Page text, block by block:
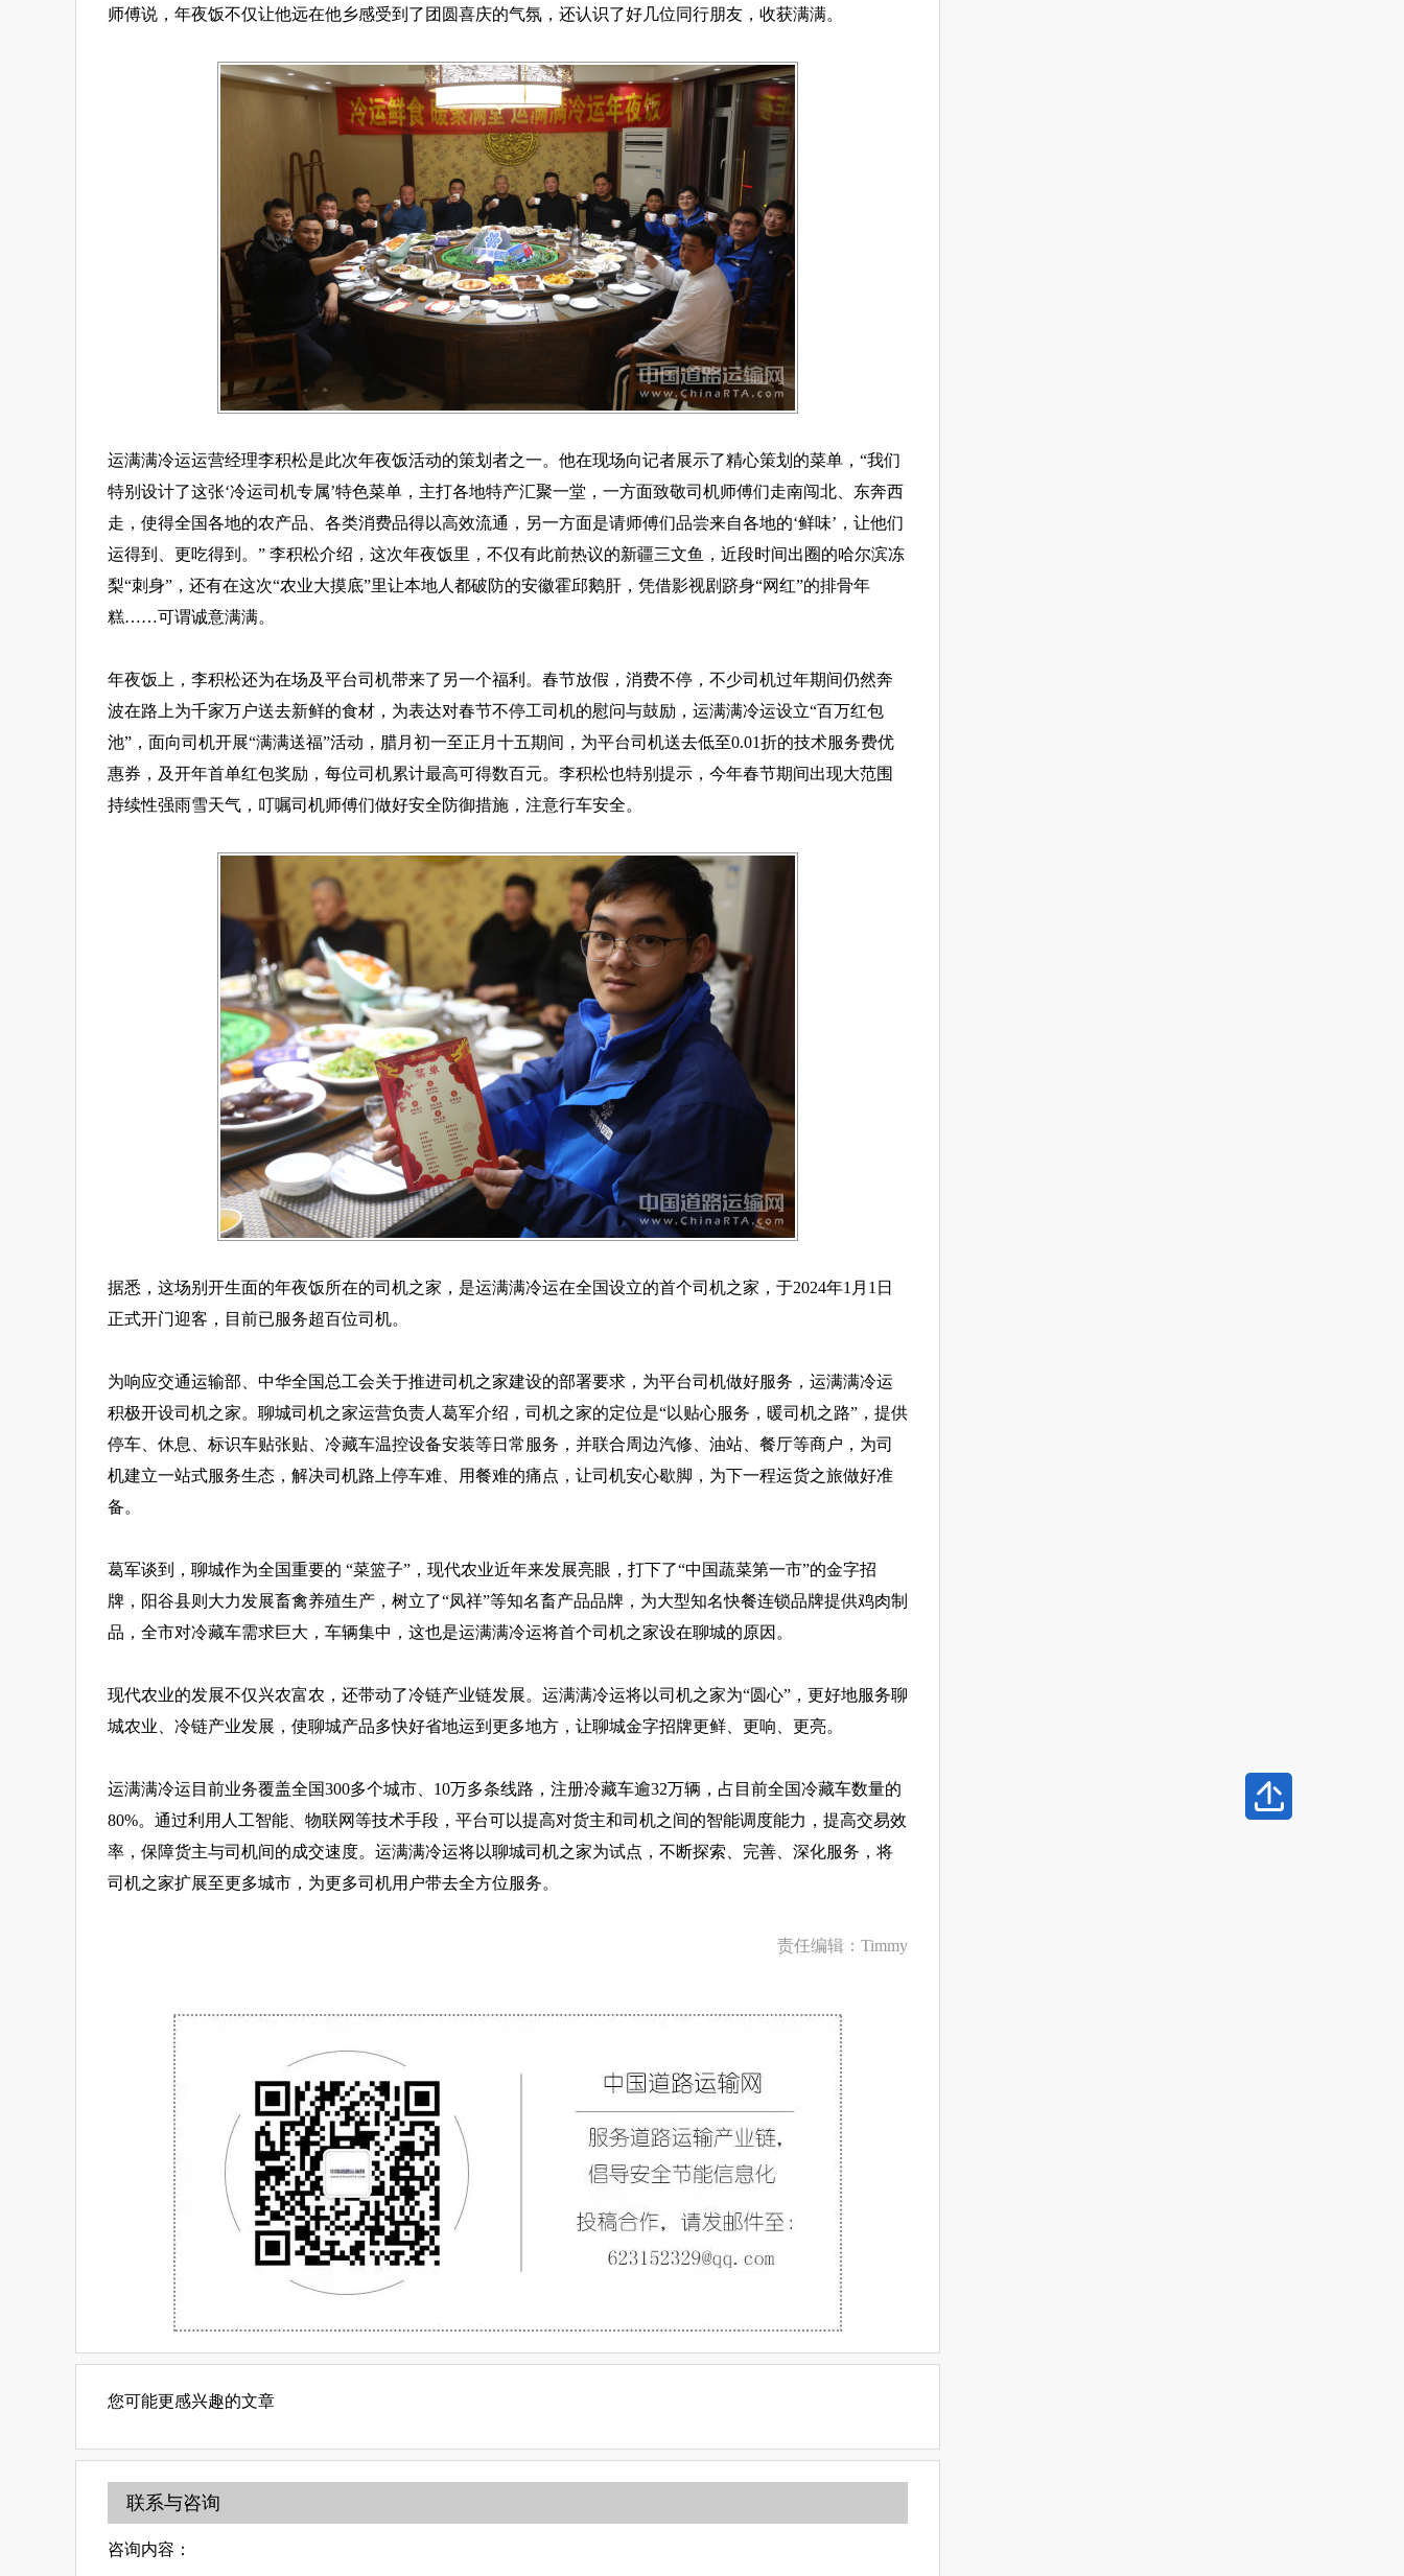
师傅说，年夜饭不仅让他远在他乡感受到了团圆喜庆的气氛，还认识了好几位同行朋友，收获满满。
运满满冷运运营经理李积松是此次年夜饭活动的策划者之一。他在现场向记者展示了精心策划的菜单，“我们
特别设计了这张‘冷运司机专属’特色菜单，主打各地特产汇聚一堂，一方面致敬司机师傅们走南闯北、东奔西
走，使得全国各地的农产品、各类消费品得以高效流通，另一方面是请师傅们品尝来自各地的‘鲜味’，让他们
运得到、更吃得到。” 李积松介绍，这次年夜饭里，不仅有此前热议的新疆三文鱼，近段时间出圈的哈尔滨冻
梨“刺身”，还有在这次“农业大摸底”里让本地人都破防的安徽霍邱鹅肝，凭借影视剧跻身“网红”的排骨年
糕……可谓诚意满满。
年夜饭上，李积松还为在场及平台司机带来了另一个福利。春节放假，消费不停，不少司机过年期间仍然奔
波在路上为千家万户送去新鲜的食材，为表达对春节不停工司机的慰问与鼓励，运满满冷运设立“百万红包
池”，面向司机开展“满满送福”活动，腊月初一至正月十五期间，为平台司机送去低至0.01折的技术服务费优
惠券，及开年首单红包奖励，每位司机累计最高可得数百元。李积松也特别提示，今年春节期间出现大范围
持续性强雨雪天气，叮嘱司机师傅们做好安全防御措施，注意行车安全。
据悉，这场别开生面的年夜饭所在的司机之家，是运满满冷运在全国设立的首个司机之家，于2024年1月1日
正式开门迎客，目前已服务超百位司机。
为响应交通运输部、中华全国总工会关于推进司机之家建设的部署要求，为平台司机做好服务，运满满冷运
积极开设司机之家。聊城司机之家运营负责人葛军介绍，司机之家的定位是“以贴心服务，暖司机之路”，提供
停车、休息、标识车贴张贴、冷藏车温控设备安装等日常服务，并联合周边汽修、油站、餐厅等商户，为司
机建立一站式服务生态，解决司机路上停车难、用餐难的痛点，让司机安心歇脚，为下一程运货之旅做好准
备。
葛军谈到，聊城作为全国重要的 “菜篮子”，现代农业近年来发展亮眼，打下了“中国蔬菜第一市”的金字招
牌，阳谷县则大力发展畜禽养殖生产，树立了“凤祥”等知名畜产品品牌，为大型知名快餐连锁品牌提供鸡肉制
品，全市对冷藏车需求巨大，车辆集中，这也是运满满冷运将首个司机之家设在聊城的原因。
现代农业的发展不仅兴农富农，还带动了冷链产业链发展。运满满冷运将以司机之家为“圆心”，更好地服务聊
城农业、冷链产业发展，使聊城产品多快好省地运到更多地方，让聊城金字招牌更鲜、更响、更亮。
运满满冷运目前业务覆盖全国300多个城市、10万多条线路，注册冷藏车逾32万辆，占目前全国冷藏车数量的
80%。通过利用人工智能、物联网等技术手段，平台可以提高对货主和司机之间的智能调度能力，提高交易效
率，保障货主与司机间的成交速度。运满满冷运将以聊城司机之家为试点，不断探索、完善、深化服务，将
司机之家扩展至更多城市，为更多司机用户带去全方位服务。
责任编辑：Timmy
您可能更感兴趣的文章
联系与咨询
咨询内容：